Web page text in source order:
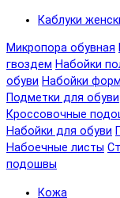
Каблуки
Микропора обувная
гвоздем Набойки
обуви Набойки
Подметки для обуви
Кроссовочные
Набойки для обуви
Набоечные листы
подошвы
Кожа